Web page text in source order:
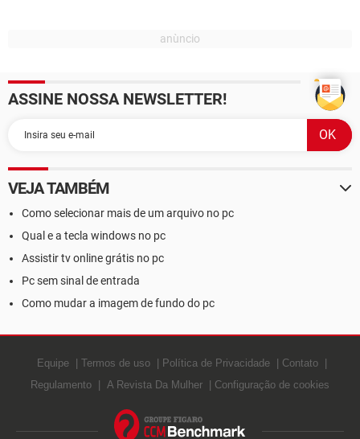
ASSINE NOSSA NEWSLETTER!
VEJA TAMBÉM
Como selecionar mais de um arquivo no pc
Qual e a tecla windows no pc
Assistir tv online grátis no pc
Pc sem sinal de entrada
Como mudar a imagem de fundo do pc
Equipe Termos de uso Política de Privacidade
Contato
Regulamento
A Revista Da Mulher Configuração de cookies